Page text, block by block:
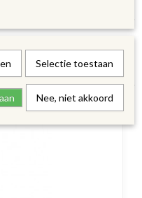
Selectie toestaan
Nee, niet akkoord